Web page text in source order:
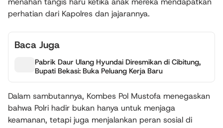
perhatian dari Kapolres dan jajarannya.
Baca Juga
Pabrik Daur Ulang Hyundai Diresmikan di Cibitung,
Bupati Bekasi: Buka Peluang Kerja Baru
Dalam sambutannya, Kombes Pol Mustofa menegaskan
bahwa Polri hadir bukan hanya untuk menjaga
keamanan, tetapi juga menjalankan peran sosial di